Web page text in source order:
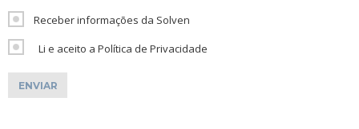
Receber informações da Solven
Li e aceito a Política de Privacidade